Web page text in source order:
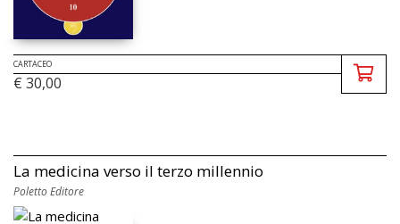
CARTACEO
€ 30,00
La medicina verso il terzo millennio
Poletto Editore